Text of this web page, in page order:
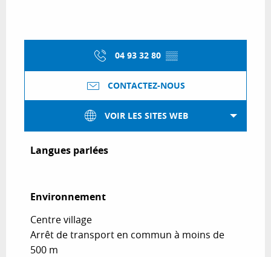
04 93 32 80 ▒▒
CONTACTEZ-NOUS
VOIR LES SITES WEB
Langues parlées
Langues parlées
Environnement
Environnement
Centre village
Arrêt de transport en commun à moins de
500 m